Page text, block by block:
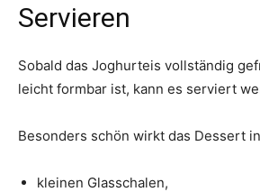
Servieren
Sobald das Joghurteis vollständig
leicht formbar ist, kann es serviert
Besonders schön wirkt das Dessert
kleinen Glasschalen,